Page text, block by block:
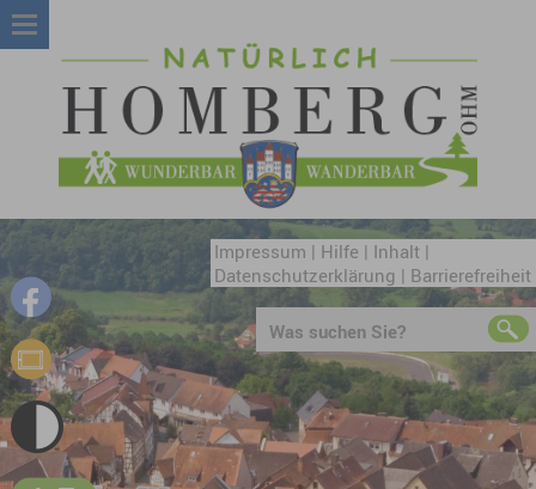
Impressum | Hilfe | Inhalt|
Datenschutzerklärung | Barrierefreiheit
Was suchen Sie?